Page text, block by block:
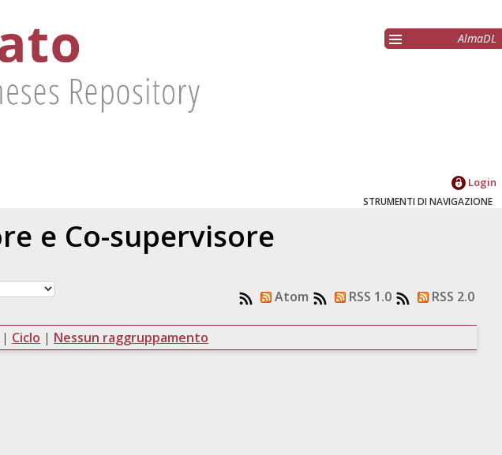
AlmaDL
Login
STRUMENTI DI NAVIGAZIONE
e Co-supervisore
Atom RSS 1.0 RSS 2.0
| Ciclo | Nessun raggruppamento